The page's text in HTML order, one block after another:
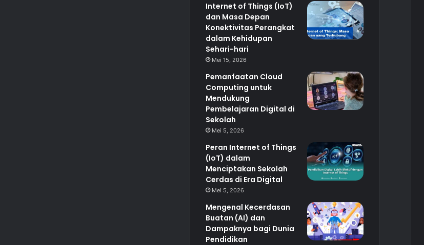
Internet of Things (IoT)
dan Masa Depan
Konektivitas Perangkat
dalam Kehidupan
Sehari-hari
Mei 15, 2026
Pemanfaatan Cloud
Computing untuk
Mendukung
Pembelajaran Digital di
Sekolah
Mei 5, 2026
Peran Internet of Things
(IoT) dalam
Menciptakan Sekolah
Cerdas di Era Digital
Mei 5, 2026
Mengenal Kecerdasan
Buatan (AI) dan
Dampaknya bagi Dunia
Pendidikan